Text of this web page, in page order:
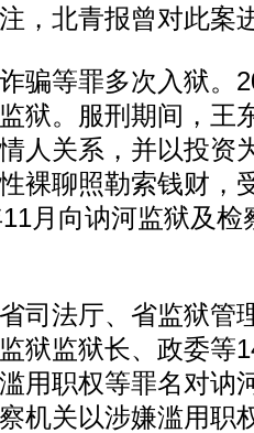
，北青报曾对此案
等罪多次入狱。
狱。服刑期间，王
人关系，并以投资
裸聊照勒索钱财，
月向讷河监狱及检
法厅、省监狱管
狱监狱长、政委等
用职权等罪名对讷
机关以涉嫌滥用职